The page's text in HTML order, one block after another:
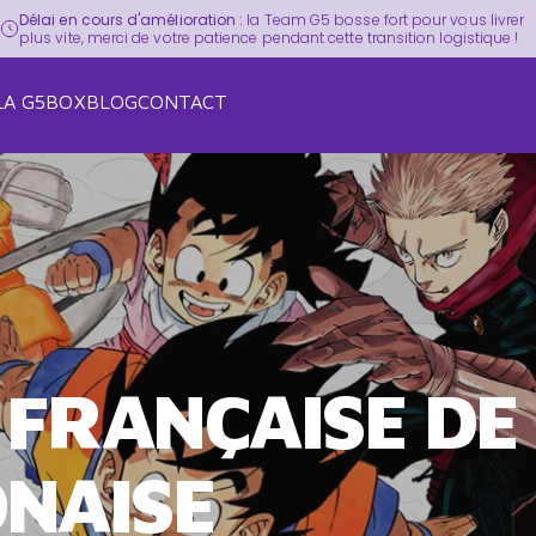
Découvre unetoute nouvelle expérience mangaavec la G5Box !
Pause slideshow
G5BOX
LA G5BOX
BLOG
BLOG
CONTACT
CONTACT
FRANÇAISEDE